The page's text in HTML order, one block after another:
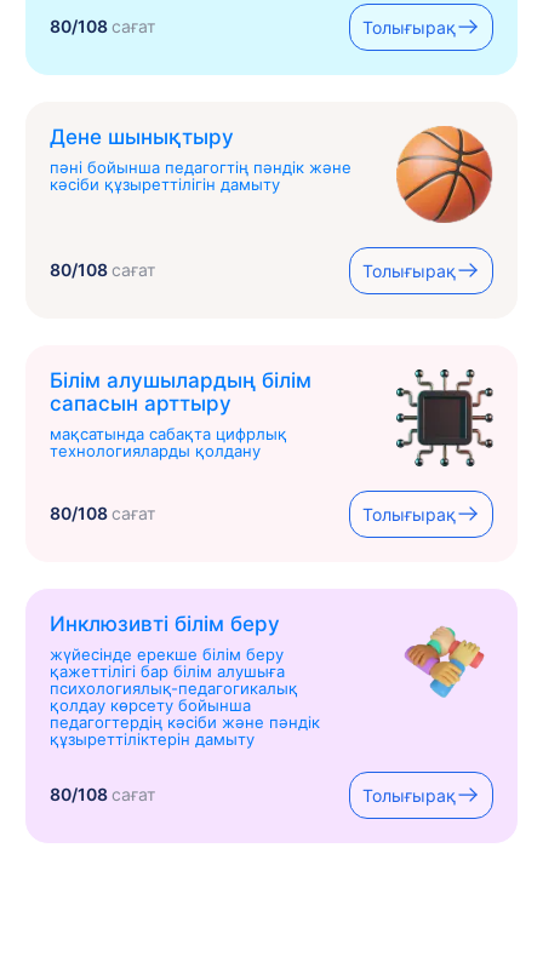
80/108сағат Толығырақ
Дене шынықтыру
пәні бойынша педагогтің пәндік және
кәсіби құзыреттілігін дамыту
80/108сағат Толығырақ
Білім алушылардың білім
сапасын арттыру
мақсатында сабақта цифрлық
технологияларды қолдану
80/108сағат Толығырақ
Инклюзивті білім беру
жүйесінде ерекше білім беру
қажеттілігі бар білім алушыға
психологиялық-педагогикалық
қолдау көрсету бойынша
педагогтердің кәсіби және пәндік
құзыреттіліктерін дамыту
80/108сағат Толығырақ